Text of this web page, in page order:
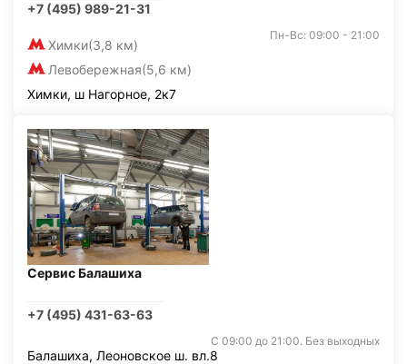
+7 (495) 989-21-31
Химки(3,8 км)
Левобережная(5,6 км)
Пн-Вс: 09:00 - 21:00
Химки, ш Нагорное, 2к7
Сервис Балашиха
+7 (495) 431-63-63
С 09:00 до 21:00. Без выходных
Балашиха, Леоновское ш. вл.8